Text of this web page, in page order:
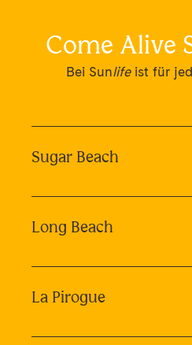
Come Alive
Bei Sunlifeist für
Sugar Beach
Long Beach
La Pirogue